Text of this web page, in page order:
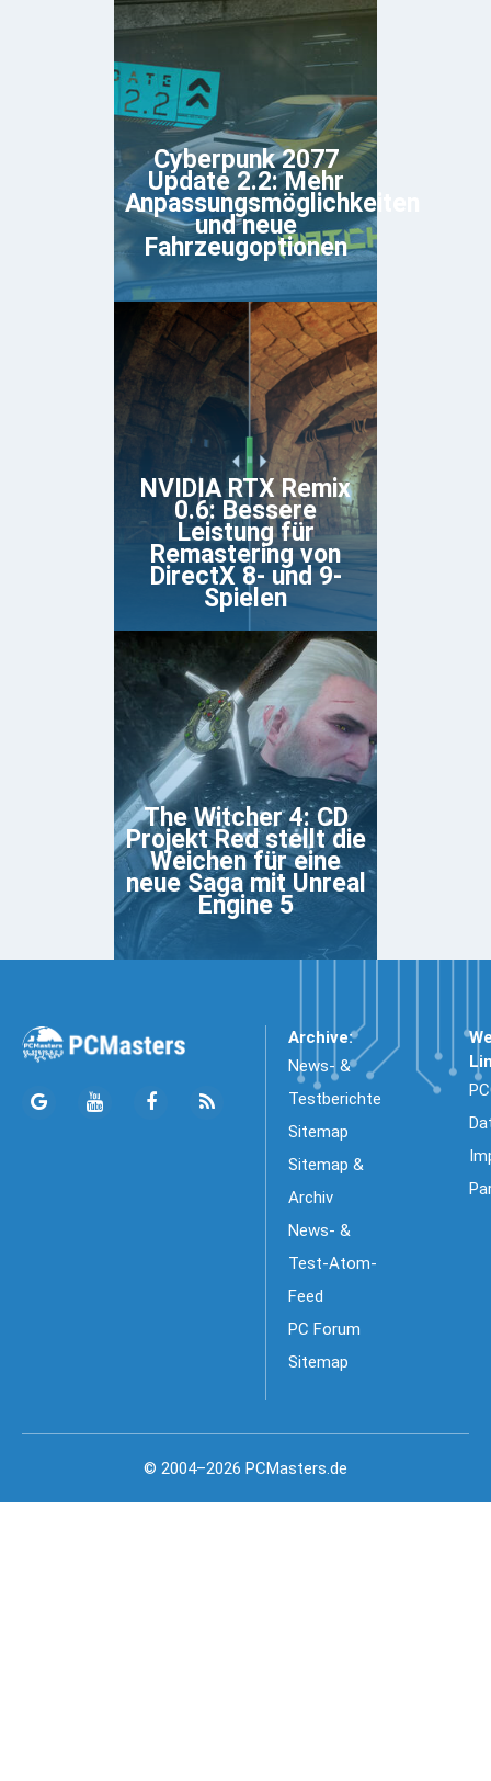
Cyberpunk 2077
Update 2.2: Mehr
Anpassungsmöglichkeiten
und neue
Fahrzeugoptionen
NVIDIA RTX Remix
0.6: Bessere
Leistung für
Remastering von
DirectX 8- und 9-
Spielen
The Witcher 4: CD
Projekt Red stellt die
Weichen für eine
neue Saga mit Unreal
Engine 5
Archive:
News- &
Testberichte
Sitemap
Sitemap &
Archiv
News- &
Test-Atom-
Feed
PC Forum
Sitemap
© 2004–2026 PCMasters.de